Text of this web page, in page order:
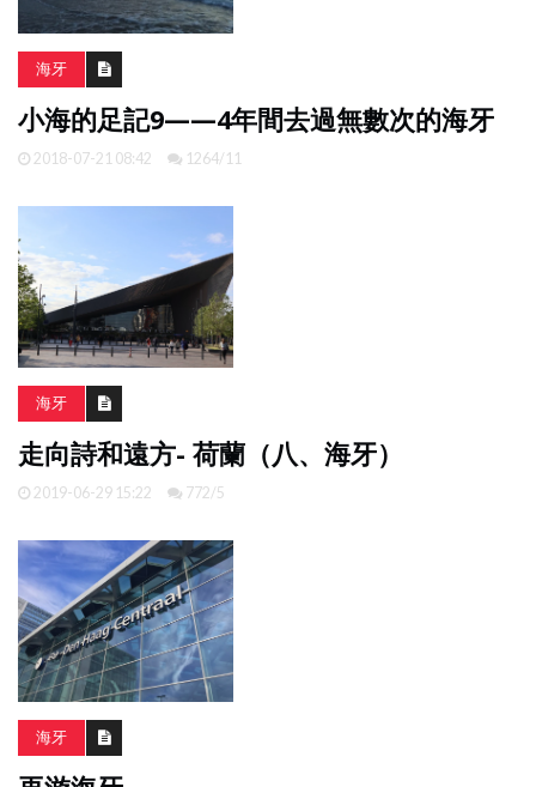
海牙
小海的足記9——4年間去過無數次的海牙
2018-07-21 08:42 1264/11
海牙
走向詩和遠方- 荷蘭（八、海牙）
2019-06-29 15:22 772/5
海牙